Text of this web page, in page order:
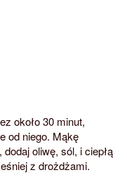
około 30 minut,
od niego. Mąkę
oliwę, sól, i ciepłą
z drożdżami.